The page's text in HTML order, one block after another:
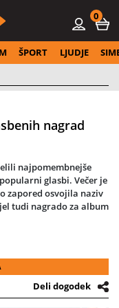
0
ŠPORT LJUDJE
nagrad
najpomembnejše
glasbi. Večer je
zapored osvojila naziv
tudi nagrado za album
pesem Brez tebe ne
Dan D, ki je prejela
v obrazložitvi
Deli dogodek